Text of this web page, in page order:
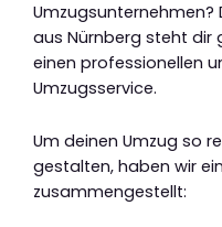
Umzugsunternehmen?
aus Nürnberg steht dir
einen professionellen
Umzugsservice.
Um deinen Umzug so
gestalten, haben wir
zusammengestellt: